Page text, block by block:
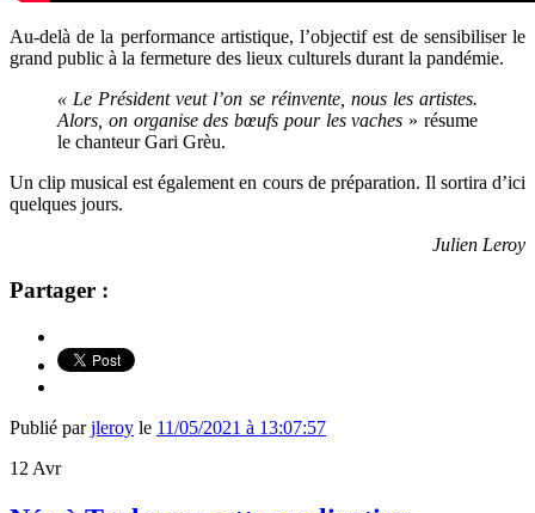
Au-delà de la performance artistique, l’objectif est de sensibiliser le
grand public à la fermeture des lieux culturels durant la pandémie.
« Le Président veut l’on se réinvente, nous les artistes.
Alors, on organise des bœufs pour les vaches » résume
le chanteur Gari Grèu.
Un clip musical est également en cours de préparation. Il sortira d’ici
quelques jours.
Julien Leroy
Partager :
Publié parjleroy le 11/05/2021 à 13:07:57
12 Avr